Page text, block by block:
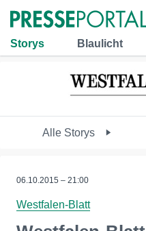
Storys Blaulicht
Alle Storys
06.10.2015 – 21:00
Westfalen-Blatt